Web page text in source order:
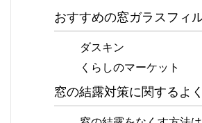
おすすめの窓ガラスフィ
ダスキン
くらしのマーケット
窓の結露対策に関するよ